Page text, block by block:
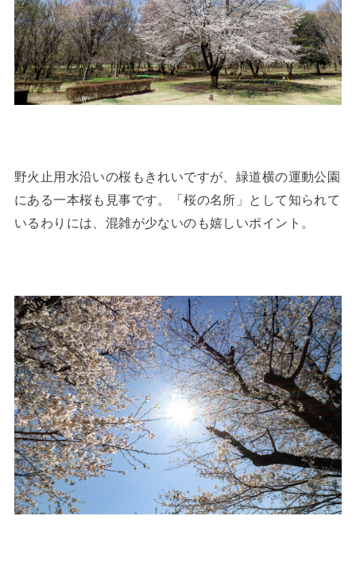
野火止用水沿いの桜もきれいですが、緑道横の運動公園
にある一本桜も見事です。「桜の名所」として知られて
いるわりには、混雑が少ないのも嬉しいポイント。